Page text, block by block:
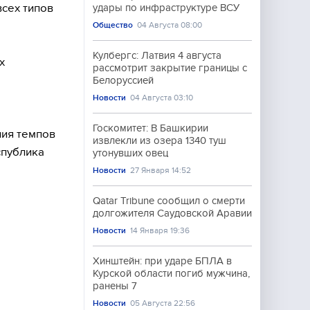
типов
темпов
удары по инфраструктуре ВСУ
Общество 04 Августа 08:00
Кулбергс: Латвия 4 августа
рассмотрит закрытие границы с
Белоруссией
Новости 04 Августа 03:10
Госкомитет: В Башкирии
извлекли из озера 1340 туш
утонувших овец
Новости 27 Января 14:52
Qatar Tribune сообщил о смерти
долгожителя Саудовской Аравии
Новости 14 Января 19:36
Хинштейн: при ударе БПЛА в
Курской области погиб мужчина,
ранены 7
Новости 05 Августа 22:56